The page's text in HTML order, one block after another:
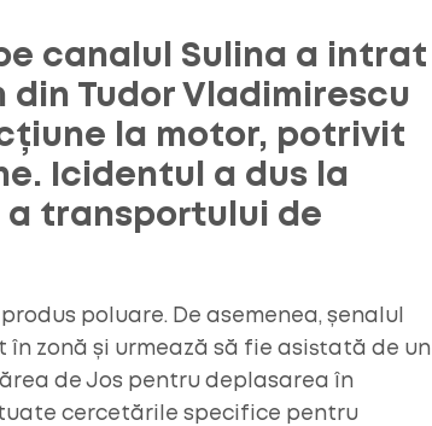
canalul Sulina a intrat
din Tudor Vladimirescu
la motor, potrivit
Icidentul a dus la
transportului de
poluare. De asemenea, șenalul
zonă și urmează să fie asistată de un
de Jos pentru deplasarea în
cercetările specifice pentru